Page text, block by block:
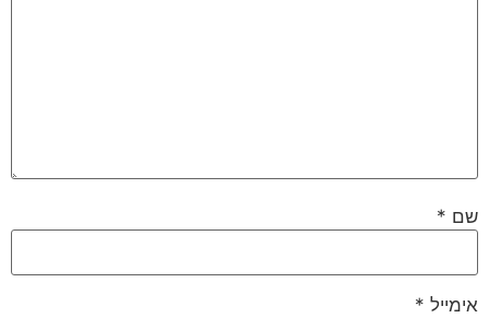
שם *
אימייל *